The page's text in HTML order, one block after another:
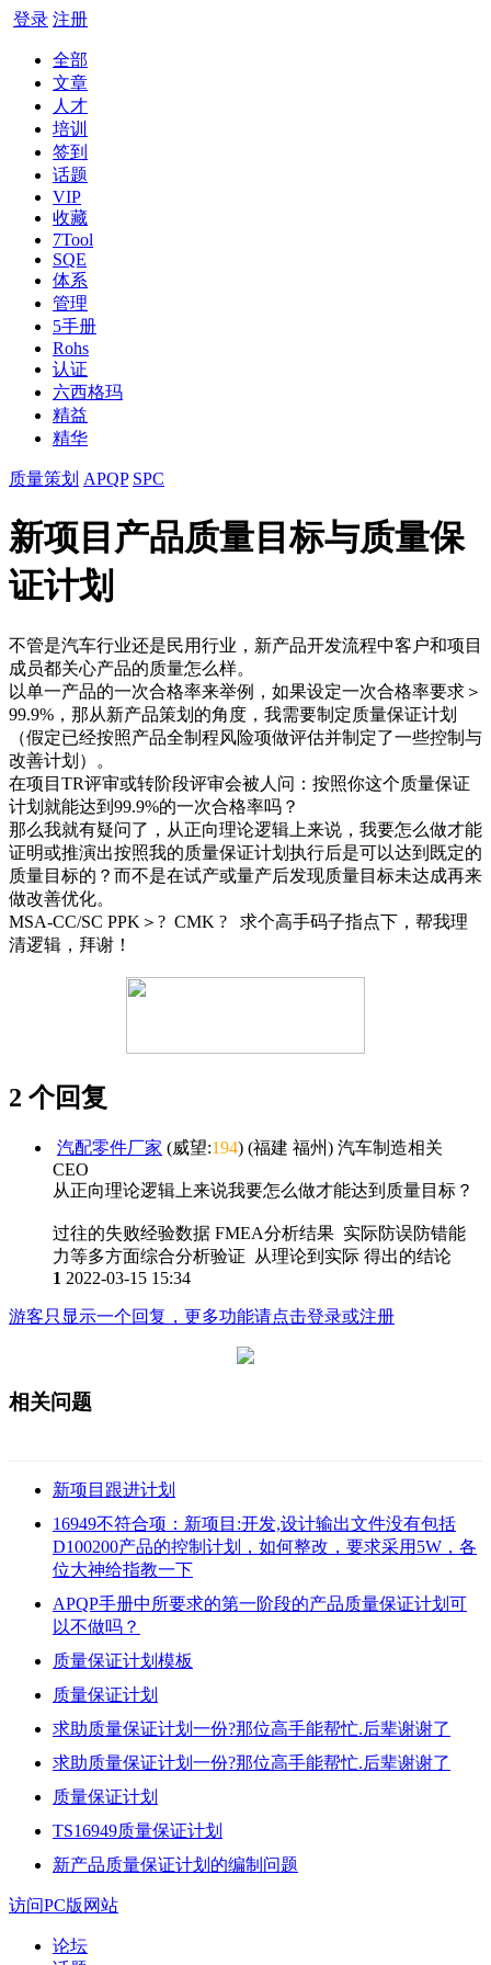
登录 注册
全部
文章
人才
培训
签到
话题
VIP
收藏
7Tool
SQE
体系
管理
5手册
Rohs
认证
六西格玛
精益
精华
质量策划 APQP SPC
新项目产品质量目标与质量保
证计划
不管是汽车行业还是民用行业，新产品开发流程中客户和项目
成员都关心产品的质量怎么样。
以单一产品的一次合格率来举例，如果设定一次合格率要求＞
99.9%，那从新产品策划的角度，我需要制定质量保证计划
（假定已经按照产品全制程风险项做评估并制定了一些控制与
改善计划）。
在项目TR评审或转阶段评审会被人问：按照你这个质量保证
计划就能达到99.9%的一次合格率吗？
那么我就有疑问了，从正向理论逻辑上来说，我要怎么做才能
证明或推演出按照我的质量保证计划执行后是可以达到既定的
质量目标的？而不是在试产或量产后发现质量目标未达成再来
做改善优化。
MSA-CC/SC PPK＞? CMK ? 求个高手码子指点下，帮我理
清逻辑，拜谢！
2 个回复
汽配零件厂家 (威望:194) (福建 福州) 汽车制造相关
CEO
从正向理论逻辑上来说我要怎么做才能达到质量目标？
过往的失败经验数据 FMEA分析结果 实际防误防错能
力等多方面综合分析验证 从理论到实际 得出的结论
1 2022-03-15 15:34
游客只显示一个回复，更多功能请点击登录或注册
相关问题
新项目跟进计划
16949不符合项：新项目:开发,设计输出文件没有包括
D100200产品的控制计划，如何整改，要求采用5W，各
位大神给指教一下
APQP手册中所要求的第一阶段的产品质量保证计划可
以不做吗？
质量保证计划模板
质量保证计划
求助质量保证计划一份?那位高手能帮忙.后辈谢谢了
求助质量保证计划一份?那位高手能帮忙.后辈谢谢了
质量保证计划
TS16949质量保证计划
新产品质量保证计划的编制问题
访问PC版网站
论坛